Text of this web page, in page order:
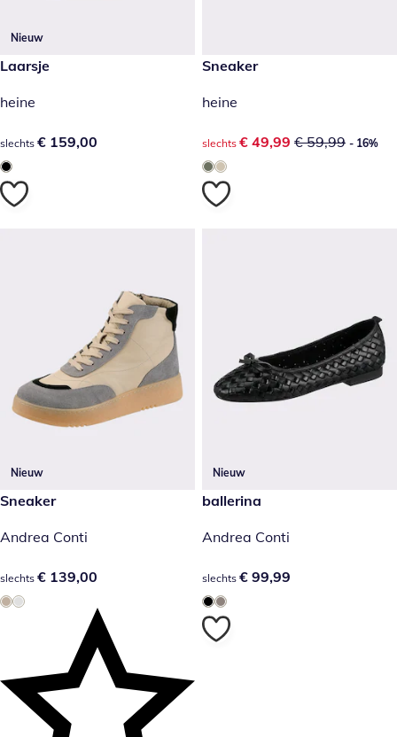
Nieuw
€ 159,00
Laarsje
heine
€ 159,00
slechts € 159,00
kortingsprijs: € 49,99, vorige
- 16%
Sneaker
heine
kortingsprijs: € 49,99, vorige
slechts € 49,99 € 59,99 - 16%
Nieuw
€ 139,00
Sneaker
Andrea Conti
€ 139,00
slechts € 139,00
Nieuw
€ 99,99
ballerina
Andrea Conti
€ 99,99
slechts € 99,99